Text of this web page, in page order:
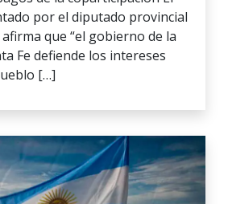
por el diputado provincial
que “el gobierno de la
Fe defiende los intereses
[…]